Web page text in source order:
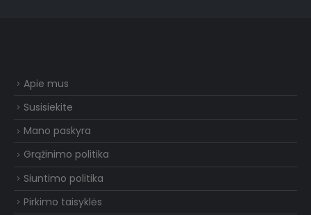
Apie mus
Susisiekite
Mano paskyra
Grąžinimo politika
Siuntimo politika
Pirkimo taisyklės